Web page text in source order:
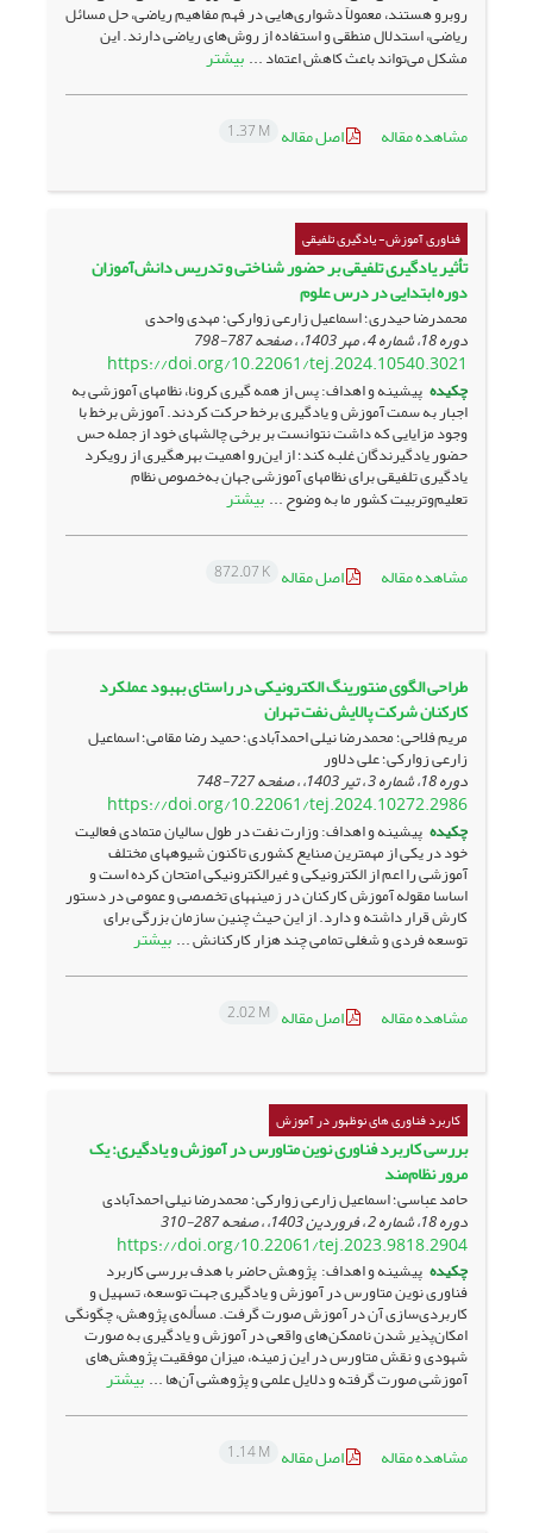
روبرو هستند، معمولاً دشواری‌هایی در فهم مفاهیم ریاضی، حل مسائل
ریاضی، استدلال منطقی و استفاده از روش‌های ریاضی دارند. این
مشکل می‌تواند باعث کاهش اعتماد ... بیشتر
مشاهده مقاله اصل مقاله 1.37 M
فناوری آموزش- یادگیری تلفیقی
تأثیر یادگیری تلفیقی بر حضور شناختی و تدریس دانش‌آموزان
دوره ابتدایی در درس علوم
محمدرضا حیدری؛ اسماعیل زارعی زوارکی؛ مهدی واحدی
دوره 18، شماره 4 ، مهر 1403، ، صفحه 787-798
https://doi.org/10.22061/tej.2024.10540.3021
چکیده پیشینه و اهداف: پس از همه گیری کرونا، نظام­های آموزشی به
اجبار به سمت آموزش و یادگیری برخط حرکت کردند. آموزش برخط با
وجود مزایایی که داشت نتوانست بر برخی چالش­های خود از جمله حس
حضور یادگیرندگان غلبه کند؛ از این‌رو اهمیت بهره­گیری از رویکرد
یادگیری تلفیقی برای نظام­های آموزشی جهان به‌خصوص نظام
تعلیم‌وتربیت کشور ما به وضوح ... بیشتر
مشاهده مقاله اصل مقاله 872.07 K
طراحی الگوی منتورینگ الکترونیکی در راستای بهبود عملکرد
کارکنان شرکت پالایش نفت تهران
مریم فلاحی؛ محمدرضا نیلی احمدآبادی؛ حمید رضا مقامی؛ اسماعیل
زارعی زوارکی؛ علی دلاور
دوره 18، شماره 3 ، تیر 1403، ، صفحه 727-748
https://doi.org/10.22061/tej.2024.10272.2986
چکیده پیشینه و اهداف: وزارت نفت در طول سالیان متمادی فعالیت
خود در یکی از مهمترین صنایع کشوری تاکنون شیوه­های مختلف
آموزشی را اعم از الکترونیکی و غیرالکترونیکی امتحان کرده است و
اساسا مقوله آموزش کارکنان در زمینه­های تخصصی و عمومی در دستور
کارش قرار داشته و دارد. از این حیث چنین سازمان بزرگی برای
توسعه فردی و شغلی تمامی چند هزار کارکنانش ... بیشتر
مشاهده مقاله اصل مقاله 2.02 M
کاربرد فناوری های نوظهور در آموزش
بررسی کاربرد فناوری‌ نوین متاورس در آموزش و یادگیری: یک
مرور نظام‌مند
حامد عباسی؛ اسماعیل زارعی زوارکی؛ محمدرضا نیلی احمدآبادی
دوره 18، شماره 2 ، فروردین 1403، ، صفحه 287-310
https://doi.org/10.22061/tej.2023.9818.2904
چکیده پیشینه و اهداف: پژوهش حاضر با هدف بررسی کاربرد
فناوری‌ نوین متاورس در آموزش و یادگیری جهت توسعه، تسهیل و
کاربردی‌سازی آن در آموزش صورت گرفت. مسأله‌ی پژوهش، چگونگی
امکان‌پذیر شدن ناممکن‌های واقعی در آموزش و یادگیری به صورت
شهودی و نقش متاورس در این زمینه، میزان موفقیت پژوهش‌های
آموزشی صورت گرفته و دلایل علمی و پژوهشی آن‌ها ... بیشتر
مشاهده مقاله اصل مقاله 1.14 M